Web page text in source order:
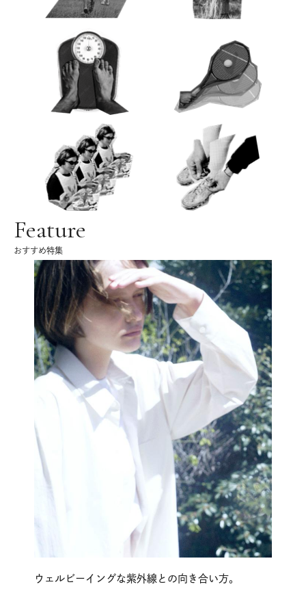
Feature
おすすめ特集
ウェルビーイングな紫外線との向き合い方。